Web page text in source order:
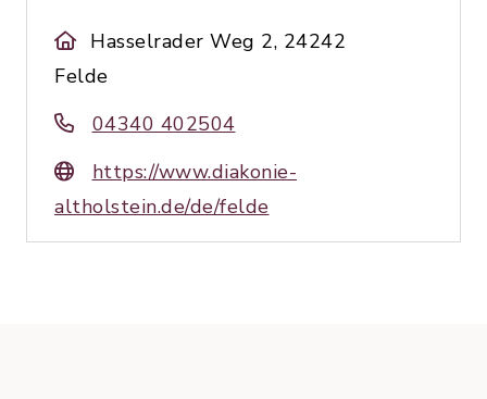
Hasselrader Weg 2, 24242
Felde
04340 402504
https://www.diakonie-
altholstein.de/de/felde